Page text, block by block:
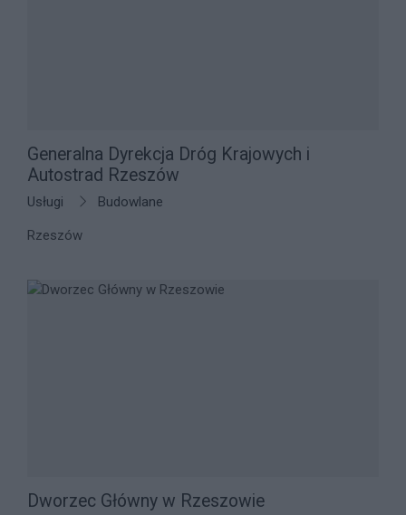
Generalna Dyrekcja Dróg Krajowych i
Autostrad Rzeszów
Usługi Budowlane
Rzeszów
Dworzec Główny w Rzeszowie